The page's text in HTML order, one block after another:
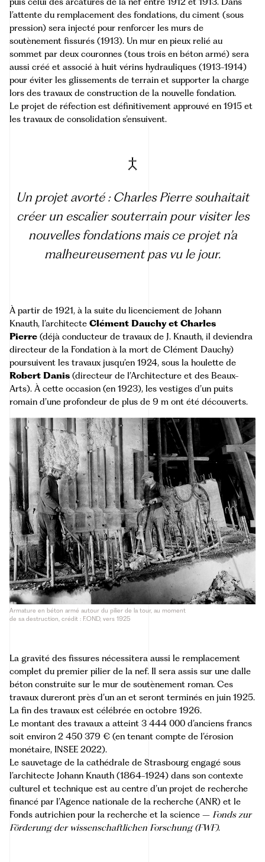
l’attente du remplacement des fondations, du ciment (sous
pression) sera injecté pour renforcer les murs de
soutènement fissurés (1913). Un mur en pieux relié au
sommet par deux couronnes (tous trois en béton armé) sera
aussi créé et associé à huit vérins hydrauliques (1913-1914)
pour éviter les glissements de terrain et supporter la charge
lors des travaux de construction de la nouvelle fondation.
Le projet de réfection est définitivement approuvé en 1915 et
les travaux de consolidation s’ensuivent.
Un projet avorté : Charles Pierre souhaitait
créer un escalier souterrain pour visiter les
nouvelles fondations mais ce projet n’a
malheureusement pas vu le jour.
À partir de 1921, à la suite du licenciement de Johann
Knauth, l’architecte Clément Dauchy et Charles
Pierre (déjà conducteur de travaux de J. Knauth, il deviendra
directeur de la Fondation à la mort de Clément Dauchy)
poursuivent les travaux jusqu’en 1924, sous la houlette de
Robert Danis (directeur de l’Architecture et des Beaux-
Arts). À cette occasion (en 1923), les vestiges d’un puits
romain d’une profondeur de plus de 9 m ont été découverts.
Armature en béton armé autour du pilier de la tour, au moment
de sa destruction, crédit : F.OND, vers 1925
La gravité des fissures nécessitera aussi le remplacement
complet du premier pilier de la nef. Il sera assis sur une dalle
béton construite sur le mur de soutènement roman. Ces
travaux dureront près d’un an et seront terminés en juin 1925.
La fin des travaux est célébrée en octobre 1926.
Le montant des travaux a atteint 3 444 000 d’anciens francs
soit environ 2 450 379 € (en tenant compte de l’érosion
monétaire, INSEE 2022).
Le sauvetage de la cathédrale de Strasbourg engagé sous
l’architecte Johann Knauth (1864-1924) dans son contexte
culturel et technique est au centre d’un projet de recherche
financé par l’Agence nationale de la recherche (ANR) et le
Fonds autrichien pour la recherche et la science – Fonds zur
Förderung der wissenschaftlichen Forschung (FWF).